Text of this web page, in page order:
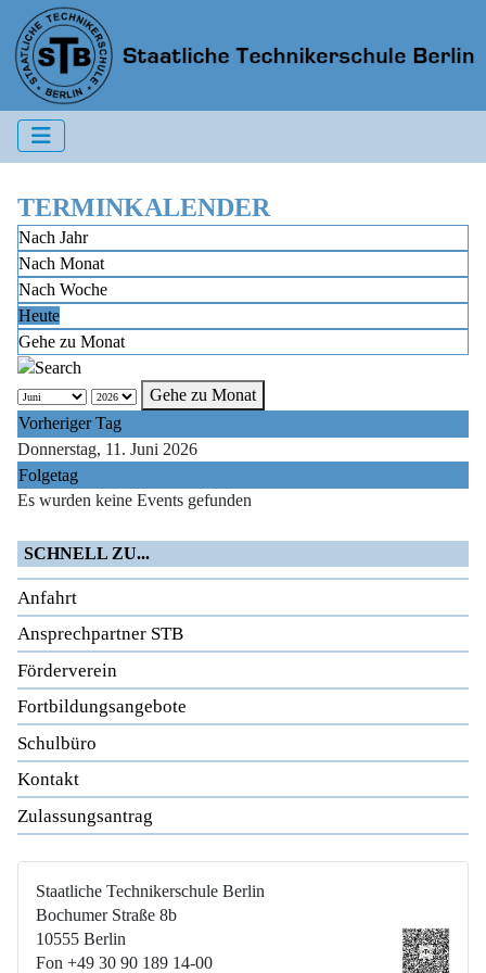
TERMINKALENDER
Nach Jahr
Nach Monat
Nach Woche
Heute
Gehe zu Monat
Gehe zu Monat
Vorheriger Tag
Donnerstag, 11. Juni 2026
Folgetag
Es wurden keine Events gefunden
SCHNELL ZU...
Anfahrt
Ansprechpartner STB
Förderverein
Fortbildungsangebote
Schulbüro
Kontakt
Zulassungsantrag
Staatliche Technikerschule Berlin
Bochumer Straße 8b
10555 Berlin
Fon +49 30 90 189 14-00